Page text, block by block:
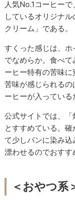
人気No.1コーヒー
しているオリジナ
クリーム」である。
すくった感じは、
でなめらか。食べ
ーヒー特有の苦味
苦味が感じられる
ーヒーが入っている
公式サイトでは、「
とすすめている。
て少しパンに染み
漂わせるのでおすす
＜おやつ系